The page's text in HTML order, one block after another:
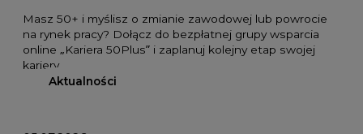
Masz 50+ i myślisz o zmianie zawodowej lub powrocie
na rynek pracy? Dołącz do bezpłatnej grupy wsparcia
online „Kariera 50Plus” i zaplanuj kolejny etap swojej
kariery.
Aktualności